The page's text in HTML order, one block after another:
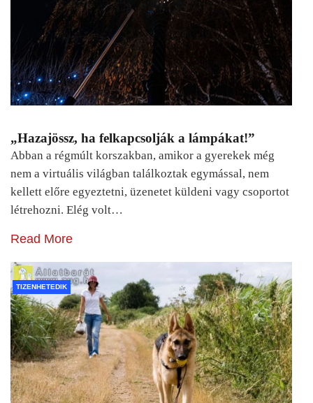
„Hazajössz, ha felkapcsolják a lámpákat!”
Abban a régmúlt korszakban, amikor a gyerekek még
nem a virtuális világban találkoztak egymással, nem
kellett előre egyeztetni, üzenetet küldeni vagy csoportot
létrehozni. Elég volt…
Read More
TIZENHETEDIK